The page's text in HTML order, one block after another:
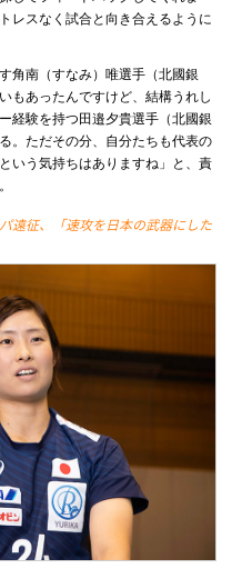
レスなく試合と向き合えるように
角南（すなみ）唯選手（北國銀
もあったんですけど、結構うれし
経験を持つ田邉夕貴選手（北國銀
。ただその分、自分たちも代表の
いう気持ちはありますね」と、責
遠征、「速攻を日本の武器にした